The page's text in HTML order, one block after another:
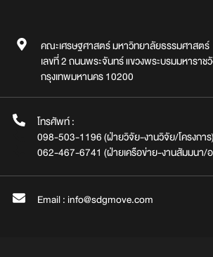
คณะเศรษฐศาสตร์ มหาวิทยาลัยธรรมศาสตร์
เลขที่ 2 ถนนพระจันทร์ แขวงพระบรมมหาราช
กรุงเทพมหานคร 10200
โทรศัพท์ :
098-503-1196 (ฝ่ายวิจัย-งานวิจัย/โครงการ)
062-467-6741 (ฝ่ายเครือข่าย-งานสัมมนา/
Email : info@sdgmove.com